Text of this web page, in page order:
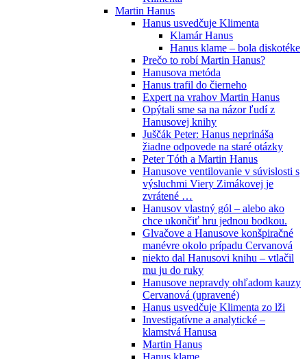
Martin Hanus
Hanus usvedčuje Klimenta
Klamár Hanus
Hanus klame – bola diskotéke
Prečo to robí Martin Hanus?
Hanusova metóda
Hanus trafil do čierneho
Expert na vrahov Martin Hanus
Opýtali sme sa na názor ľudí z
Hanusovej knihy
Juščák Peter: Hanus neprináša
žiadne odpovede na staré otázky
Peter Tóth a Martin Hanus
Hanusove ventilovanie v súvislosti s
výsluchmi Viery Zimákovej je
zvrátené …
Hanusov vlastný gól – alebo ako
chce ukončiť hru jednou bodkou.
Glvačove a Hanusove konšpiračné
manévre okolo prípadu Cervanová
niekto dal Hanusovi knihu – vtlačil
mu ju do ruky
Hanusove nepravdy ohľadom kauzy
Cervanová (upravené)
Hanus usvedčuje Klimenta zo lži
Investigatívne a analytické –
klamstvá Hanusa
Martin Hanus
Hanus klame